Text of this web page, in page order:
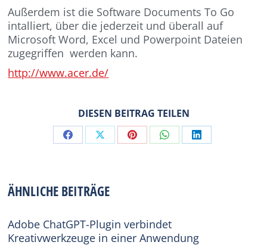
Außerdem ist die Software Documents To Go
intalliert, über die jederzeit und überall auf
Microsoft Word, Excel und Powerpoint Dateien
zugegriffen werden kann.
http://www.acer.de/
DIESEN BEITRAG TEILEN
Share Share Share Share Share
ÄHNLICHE BEITRÄGE
Adobe ChatGPT-Plugin verbindet
Kreativwerkzeuge in einer Anwendung